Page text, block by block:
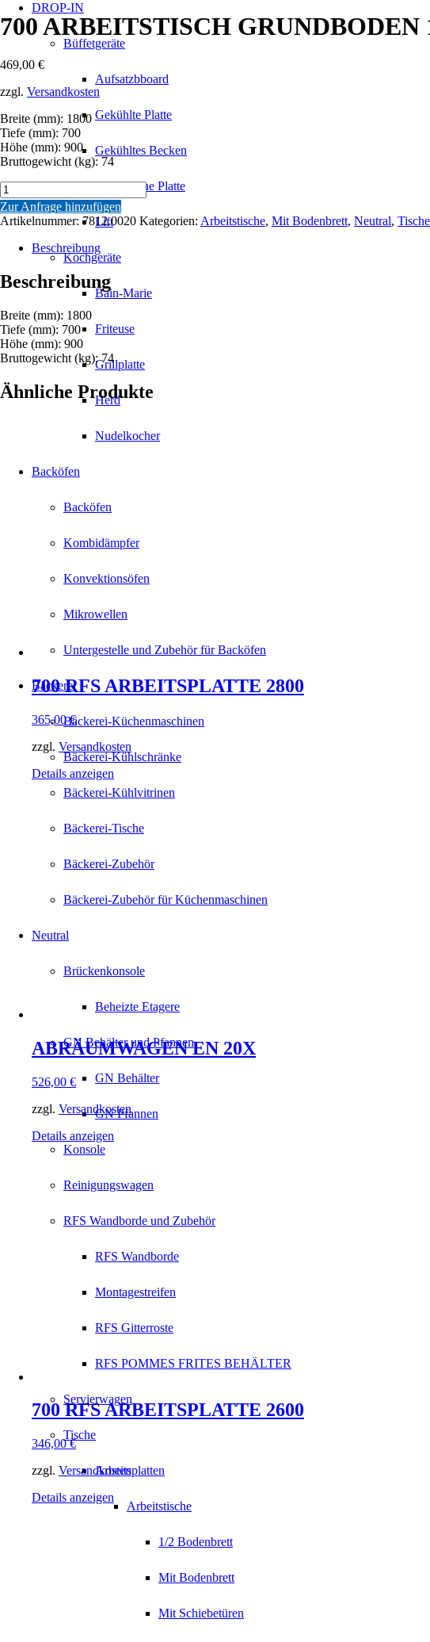
DROP-IN
Büffetgeräte
Aufsatzbboard
Gekühlte Platte
Gekühltes Becken
Keramische Platte
Lift
Kochgeräte
Bain-Marie
Friteuse
Grillplatte
Herd
Nudelkocher
Backöfen
Backöfen
Kombidämpfer
Konvektionsöfen
Mikrowellen
Untergestelle und Zubehör für Backöfen
Bäckerei
Bäckerei-Küchenmaschinen
Bäckerei-Kühlschränke
Bäckerei-Kühlvitrinen
Bäckerei-Tische
Bäckerei-Zubehör
Bäckerei-Zubehör für Küchenmaschinen
Neutral
Brückenkonsole
Beheizte Etagere
GN Behälter und Pfannen
GN Behälter
GN Pfannen
Konsole
Reinigungswagen
RFS Wandborde und Zubehör
RFS Wandborde
Montagestreifen
RFS Gitterroste
RFS POMMES FRITES BEHÄLTER
Servierwagen
Tische
Arbeitsplatten
Arbeitstische
1/2 Bodenbrett
Mit Bodenbrett
Mit Schiebetüren
700 ARBEITSTISCH GRUNDBODEN
469,00 €
zzgl. Versandkosten
Breite (mm): 1800
Tiefe (mm): 700
Höhe (mm): 900
Bruttogewicht (kg): 74
700
ARBEITSTISCH
GRUNDBODEN
Menge
Zur Anfrage hinzufügen
Artikelnummer: 7812.0020 Kategorien: Arbeitstische, Mit Bodenbrett, Neutral, Tische
Beschreibung
Beschreibung
Breite (mm): 1800
Tiefe (mm): 700
Höhe (mm): 900
Bruttogewicht (kg): 74
Ähnliche Produkte
700 RFS ARBEITSPLATTE 2800
365,00€
zzgl. Versandkosten
Details anzeigen
ABRÄUMWAGEN EN 20X
526,00 €
zzgl. Versandkosten
Details anzeigen
700 RFS ARBEITSPLATTE 2600
346,00€
zzgl. Versandkosten
Details anzeigen